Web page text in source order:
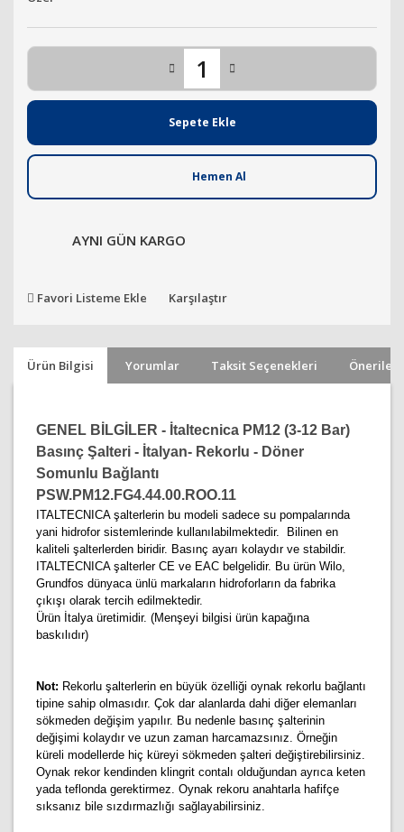
Sepete Ekle
Hemen Al
AYNI GÜN KARGO
Favori Listeme Ekle Karşılaştır
Ürün Bilgisi Yorumlar Taksit Seçenekleri
GENEL BİLGİLER - İtaltecnica PM12 (3-12 Bar)
Basınç Şalteri - İtalyan- Rekorlu - Döner
Somunlu Bağlantı
PSW.PM12.FG4.44.00.ROO.11
ITALTECNICA şalterlerin bu modeli sadece su pompalarında
yani hidrofor sistemlerinde kullanılabilmektedir. Bilinen en
kaliteli şalterlerden biridir. Basınç ayarı kolaydır ve stabildir.
ITALTECNICA şalterler CE ve EAC belgelidir. Bu ürün Wilo,
Grundfos dünyaca ünlü markaların hidroforların da fabrika
çıkışı olarak tercih edilmektedir.
Ürün İtalya üretimidir. (Menşeyi bilgisi ürün kapağına
baskılıdır)
Not: Rekorlu şalterlerin en büyük özelliği oynak rekorlu bağlantı
tipine sahip olmasıdır. Çok dar alanlarda dahi diğer elemanları
sökmeden değişim yapılır. Bu nedenle basınç şalterinin
değişimi kolaydır ve uzun zaman harcamazsınız. Örneğin
küreli modellerde hiç küreyi sökmeden şalteri değiştirebilirsiniz.
Oynak rekor kendinden klingrit contalı olduğundan ayrıca keten
yada teflonda gerektirmez. Oynak rekoru anahtarla hafifçe
sıksanız bile sızdırmazlığı sağlayabilirsiniz.